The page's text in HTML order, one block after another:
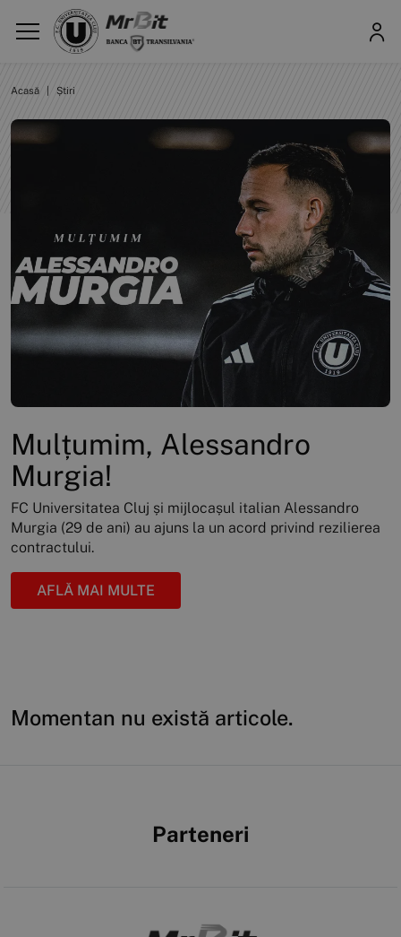
Acasă Știri
Mulțumim, Alessandro
Murgia!
FC Universitatea Cluj și mijlocașul italian Alessandro
Murgia (29 de ani) au ajuns la un acord privind rezilierea
contractului.
AFLĂ MAI MULTE
Momentan nu există articole.
Parteneri